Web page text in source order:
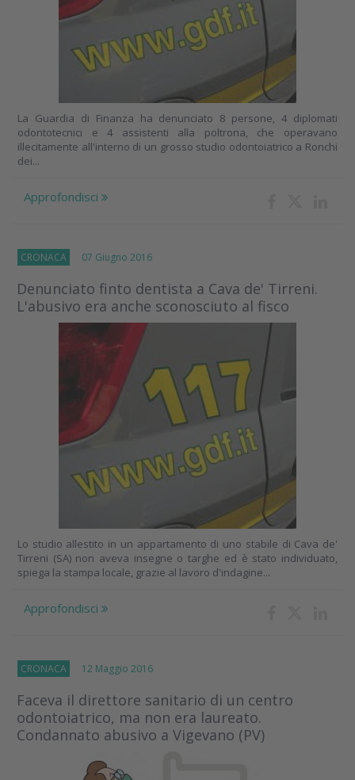
La Guardia di Finanza ha denunciato 8 persone, 4 diplomati
odontotecnici e 4 assistenti alla poltrona, che operavano
illecitamente all'interno di un grosso studio odontoiatrico a Ronchi
dei...
Approfondisci
CRONACA 07 Giugno 2016
Denunciato finto dentista a Cava de' Tirreni.
L'abusivo era anche sconosciuto al fisco
Lo studio allestito in un appartamento di uno stabile di Cava de'
Tirreni (SA) non aveva insegne o targhe ed è stato individuato,
spiega la stampa locale, grazie al lavoro d'indagine...
Approfondisci
CRONACA 12 Maggio 2016
Faceva il direttore sanitario di un centro
odontoiatrico, ma non era laureato.
Condannato abusivo a Vigevano (PV)